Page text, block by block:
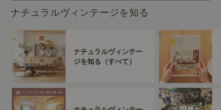
ナチュラルヴィンテージを知る
ナチュラルヴィンテー
ジを知る（すべて）